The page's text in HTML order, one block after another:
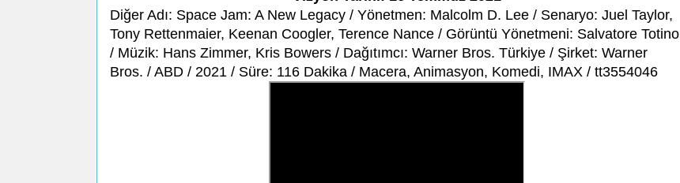
Diğer Adı: Space Jam: A New Legacy / Yönetmen: Malcolm D. Lee / Senaryo: Juel Taylor,
Tony Rettenmaier, Keenan Coogler, Terence Nance / Görüntü Yönetmeni: Salvatore Totino
/ Müzik: Hans Zimmer, Kris Bowers / Dağıtımcı: Warner Bros. Türkiye / Şirket: Warner
Bros. / ABD / 2021 / Süre: 116 Dakika / Macera, Animasyon, Komedi, IMAX / tt3554046